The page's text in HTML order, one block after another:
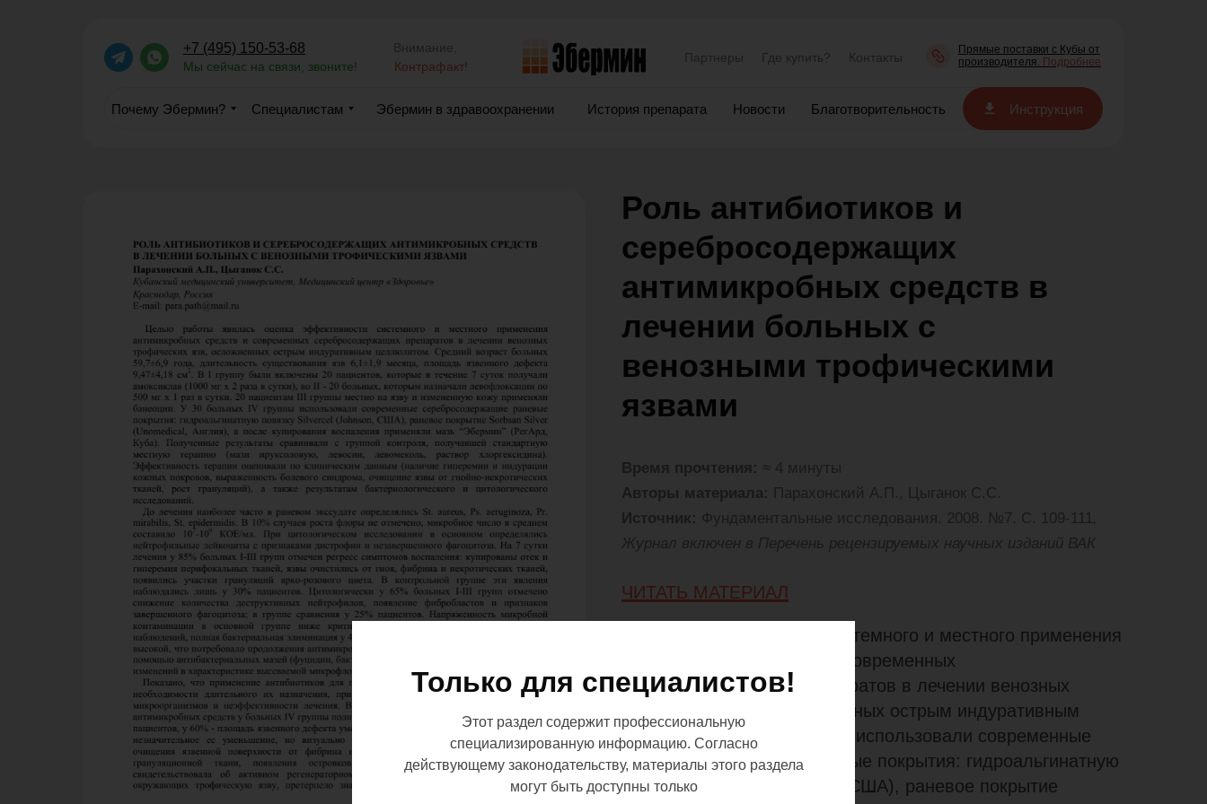
Только для специалистов!
Этот раздел содержит профессиональную
специализированную информацию. Согласно
действующему законодательству, материалы этого раздела
могут быть доступны только
Прямые поставки с Кубы от
производителя. Подробнее
с 9:00 до 18:00 без выходных
Мы сейчас на связи, звоните!
+7 (495) 150-53-68
Почему Эбермин? Специалистам Эбермин в здравоохранении История препарата Новости Благотворительность Инструкция
Где купить? Контакты
Внимание,
Контрафакт!
Партнеры
Роль антибиотиков и
серебросодержащих
антимикробных средств в
лечении больных с
венозными трофическими
язвами
Время прочтения:
≈ 4 минуты
Авторы материала: Парахонский А.П., Цыганок С.С.
Источник:
Фундаментальные исследования. 2008. №7. С. 109-111,
Журнал включен в Перечень рецензируемых научных изданий ВАК
ЧИТАТЬ МАТЕРИАЛ
Оценка эффективности системного и местного применения
антимикробных средств и современных
серебросодержащих препаратов в лечении венозных
трофических язв, осложненных острым индуративным
целлюлитом. У 30 больных использовали современные
серебросодержащие раневые покрытия: гидроальгинатную
повязку Silvercel (Johnson, США), раневое покрытие